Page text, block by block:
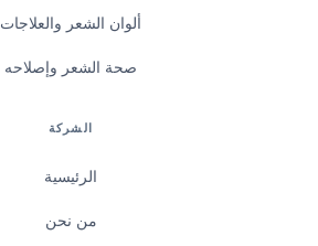
ألوان الشعر والعلاجات
صحة الشعر وإصلاحه
الشركة
الرئيسية
من نحن